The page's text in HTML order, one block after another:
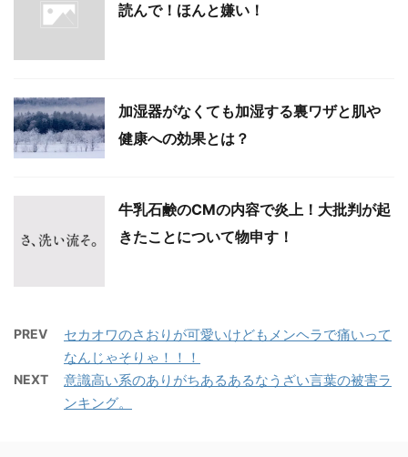
読んで！ほんと嫌い！
加湿器がなくても加湿する裏ワザと肌や
健康への効果とは？
牛乳石鹸のCMの内容で炎上！大批判が起
きたことについて物申す！
PREV
セカオワのさおりが可愛いけどもメンヘラで痛いって
なんじゃそりゃ！！！
NEXT
意識高い系のありがちあるあるなうざい言葉の被害ラ
ンキング。